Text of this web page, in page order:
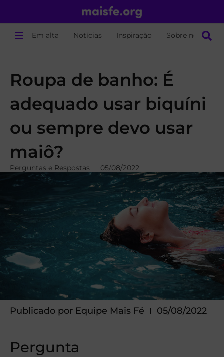
Em alta Notícias Inspiração Sobre nós
Roupa de banho: É
adequado usar biquíni
ou sempre devo usar
maiô?
Perguntas e Respostas 05/08/2022
Publicado por Equipe Mais Fé 05/08/2022
Pergunta